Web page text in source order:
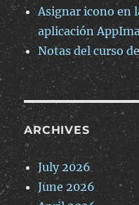
Asignar icono en
aplicación
Notas del curso
ARCHIVES
July 2026
June 2026